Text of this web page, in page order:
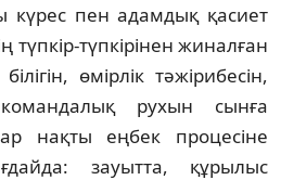
пен адамдық қасиет
түпкір-түпкірінен жиналған
өмірлік тәжірибесін,
командалық рухын сынға
нақты еңбек процесіне
зауытта, құрылыс